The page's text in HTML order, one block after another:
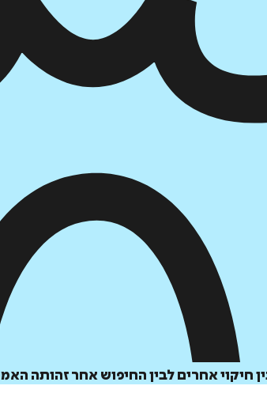
חיקוי אחרים לבין החיפוש אחר זהותה